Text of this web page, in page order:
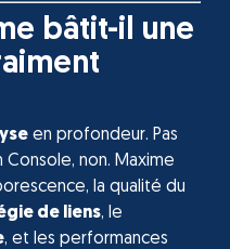
bâtit-il une
en profondeur. Pas
Console, non. Maxime
la qualité du
de liens, le
, et les performances